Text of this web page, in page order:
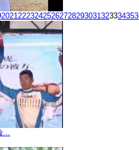
20212223242526272829303132333435
...